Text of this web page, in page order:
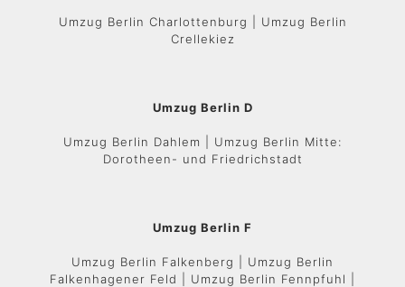
Umzug Berlin Charlottenburg | Umzug Berlin
Crellekiez
Umzug Berlin D
Umzug Berlin Dahlem | Umzug Berlin Mitte:
Dorotheen- und Friedrichstadt
Umzug Berlin F
Umzug Berlin Falkenberg | Umzug Berlin
Falkenhagener Feld | Umzug Berlin Fennpfuhl |